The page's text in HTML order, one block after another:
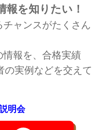
を知りたい！
ャンスがたくさん
情報を、合格実績
実例などを交えて
明会